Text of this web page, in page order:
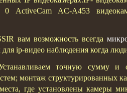
0 ActiveCam AC-A453
вам возможность всегда
ip-видео наблюдения когда
точную сумму и
монтаж структурированных
где установлены камеры